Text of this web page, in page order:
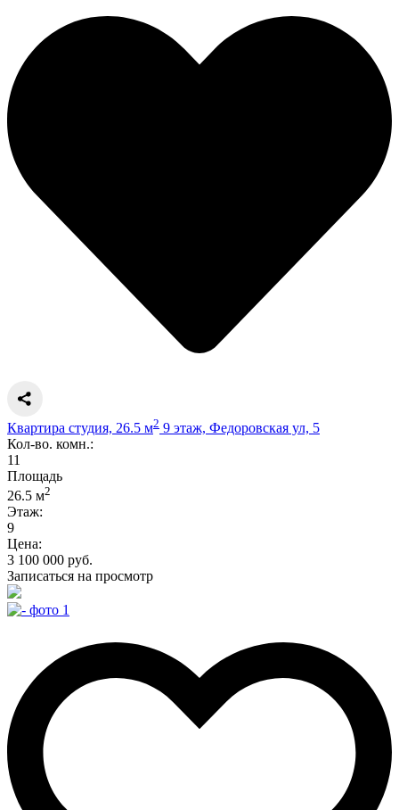
Квартира студия, 26.5 м2 9 этаж, Федоровская ул, 5
Кол-во. комн.:
11
Площадь
26.5 м2
Этаж:
9
Цена:
3 100 000 руб.
Записаться на просмотр